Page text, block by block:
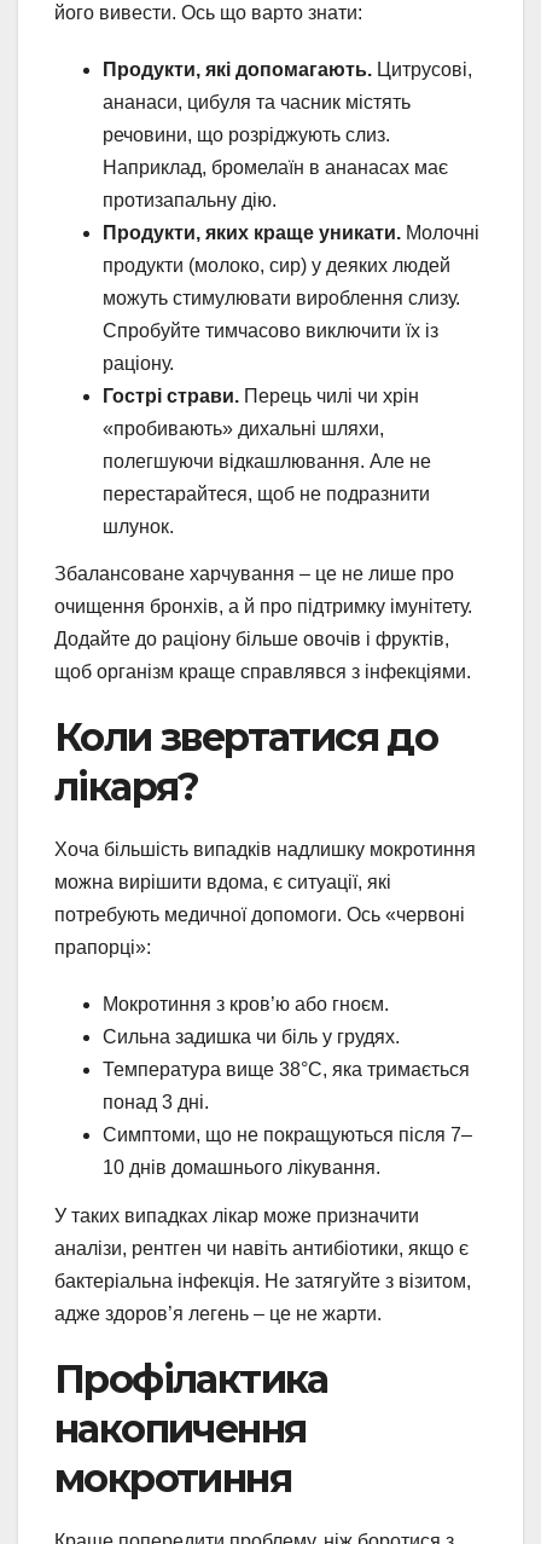
його вивести. Ось що варто знати:
Продукти, які допомагають. Цитрусові,
ананаси, цибуля та часник містять
речовини, що розріджують слиз.
Наприклад, бромелаїн в ананасах має
протизапальну дію.
Продукти, яких краще уникати. Молочні
продукти (молоко, сир) у деяких людей
можуть стимулювати вироблення слизу.
Спробуйте тимчасово виключити їх із
раціону.
Гострі страви. Перець чилі чи хрін
«пробивають» дихальні шляхи,
полегшуючи відкашлювання. Але не
перестарайтеся, щоб не подразнити
шлунок.
Збалансоване харчування – це не лише про
очищення бронхів, а й про підтримку імунітету.
Додайте до раціону більше овочів і фруктів,
щоб організм краще справлявся з інфекціями.
Коли звертатися до
лікаря?
Хоча більшість випадків надлишку мокротиння
можна вирішити вдома, є ситуації, які
потребують медичної допомоги. Ось «червоні
прапорці»:
Мокротиння з кров’ю або гноєм.
Сильна задишка чи біль у грудях.
Температура вище 38°C, яка тримається
понад 3 дні.
Симптоми, що не покращуються після 7–
10 днів домашнього лікування.
У таких випадках лікар може призначити
аналізи, рентген чи навіть антибіотики, якщо є
бактеріальна інфекція. Не затягуйте з візитом,
адже здоров’я легень – це не жарти.
Профілактика
накопичення
мокротиння